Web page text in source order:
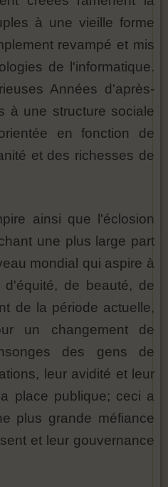
à une vieille forme
revampé et mis
de l'informatique.
Années d'après-
à une structure sociale
en fonction de
et des richesses de
ainsi que l'éclosion
une plus large part
mondial qui aspire à
de beauté, de
de la période actuelle,
un changement de
des gens de
leur avidité et leur
place publique; ceci a
plus grande méfiance
et leur gouvernance